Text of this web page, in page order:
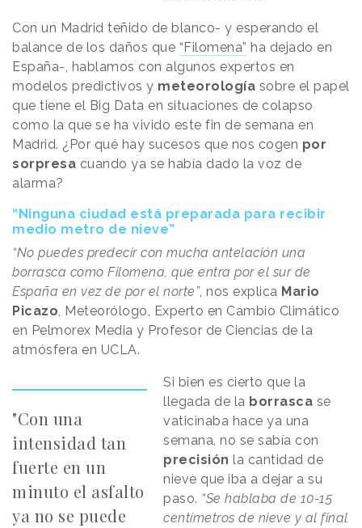
Con un Madrid teñido de blanco- y esperando el
balance de los daños que “Filomena” ha dejado en
España-, hablamos con algunos expertos en
modelos predictivos y meteorología sobre el papel
que tiene el Big Data en situaciones de colapso
como la que se ha vivido este fin de semana en
Madrid. ¿Por qué hay sucesos que nos cogen por
sorpresa cuando ya se había dado la voz de
alarma?
“Ninguna ciudad está preparada para recibir
medio metro de nieve”
“No puedes predecir con mucha antelación una
borrasca como Filomena, que entra por el sur de
España en vez de por el norte”, nos explica Mario
Picazo, Meteorólogo, Experto en Cambio Climático
en Pelmorex Media y Profesor de Ciencias de la
atmósfera en UCLA.
"Con una
intensidad tan
fuerte en un
minuto el asfalto
ya no se puede
Si bien es cierto que la
llegada de la borrasca se
vaticinaba hace ya una
semana, no se sabía con
precisión la cantidad de
nieve que iba a dejar a su
paso. “Se hablaba de 10-15
centímetros de nieve y al final